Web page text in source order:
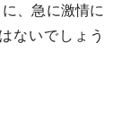
、急に激情に
ないでしょう